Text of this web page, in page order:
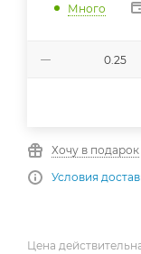
Много
Хочу в подарок
Условия
Цена